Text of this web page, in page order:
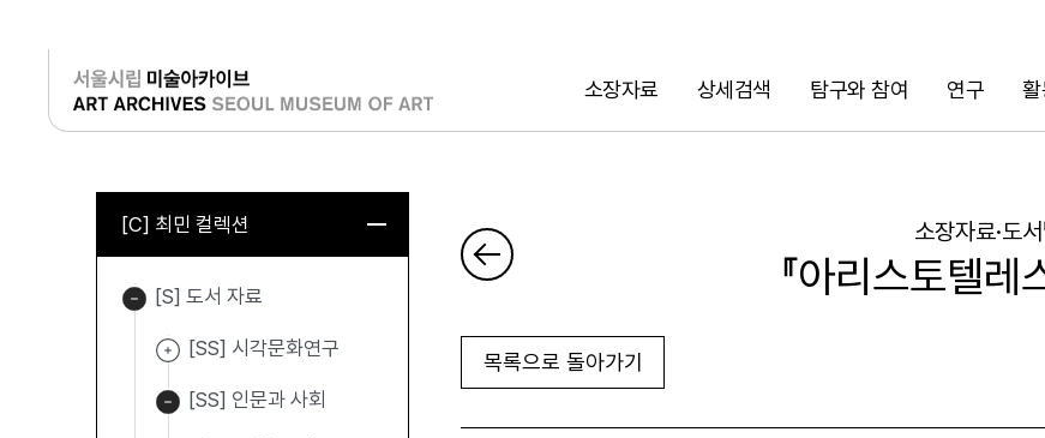
소장자료 상세검색 탐구와 참여 연구
검색
로그인
[C] 최민 컬렉션
[S] 도서 자료
[SS] 시각문화연구
[SS] 인문과 사회
소장자료·도
『아리스토텔레
목록으로 돌아가기